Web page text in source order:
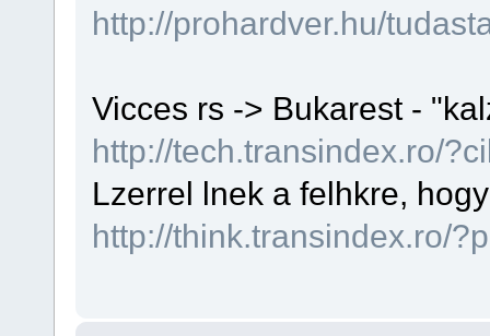
http://prohardver.hu/
Vicces rs -> Bukarest -
http://tech.transindex.ro/
Lzerrel lnek a felhkre,
http://think.transindex.ro/